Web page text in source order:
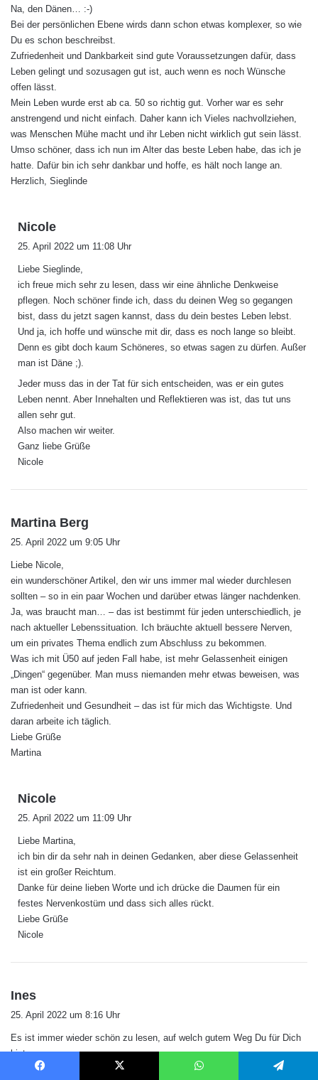
Na, den Dänen… :-)
Bei der persönlichen Ebene wirds dann schon etwas komplexer, so wie
Du es schon beschreibst.
Zufriedenheit und Dankbarkeit sind gute Voraussetzungen dafür, dass
Leben gelingt und sozusagen gut ist, auch wenn es noch Wünsche
offen lässt.
Mein Leben wurde erst ab ca. 50 so richtig gut. Vorher war es sehr
anstrengend und nicht einfach. Daher kann ich Vieles nachvollziehen,
was Menschen Mühe macht und ihr Leben nicht wirklich gut sein lässt.
Umso schöner, dass ich nun im Alter das beste Leben habe, das ich je
hatte. Dafür bin ich sehr dankbar und hoffe, es hält noch lange an.
Herzlich, Sieglinde
Nicole
a
t
:
25. April 2022 um 11:08 Uhr
Liebe Sieglinde,
ich freue mich sehr zu lesen, dass wir eine ähnliche Denkweise
pflegen. Noch schöner finde ich, dass du deinen Weg so gegangen
bist, dass du jetzt sagen kannst, dass du dein bestes Leben lebst.
Und ja, ich hoffe und wünsche mit dir, dass es noch lange so bleibt.
Denn es gibt doch kaum Schöneres, so etwas sagen zu dürfen. Außer
man ist Däne ;).
Jeder muss das in der Tat für sich entscheiden, was er ein gutes
Leben nennt. Aber Innehalten und Reflektieren was ist, das tut uns
allen sehr gut.
Also machen wir weiter.
Ganz liebe Grüße
Nicole
Martina Berg
a
:
25. April 2022 um 9:05 Uhr
Liebe Nicole,
ein wunderschöner Artikel, den wir uns immer mal wieder durchlesen
sollten – so in ein paar Wochen und darüber etwas länger nachdenken.
Ja, was braucht man… – das ist bestimmt für jeden unterschiedlich, je
nach aktueller Lebenssituation. Ich bräuchte aktuell bessere Nerven,
um ein privates Thema endlich zum Abschluss zu bekommen.
Was ich mit Ü50 auf jeden Fall habe, ist mehr Gelassenheit einigen
„Dingen“ gegenüber. Man muss niemanden mehr etwas beweisen, was
man ist oder kann.
Zufriedenheit und Gesundheit – das ist für mich das Wichtigste. Und
daran arbeite ich täglich.
Liebe Grüße
Martina
Nicole
a
t
25. April 2022 um 11:09 Uhr
Liebe Martina,
ich bin dir da sehr nah in deinen Gedanken, aber diese Gelassenheit
ist ein großer Reichtum.
Danke für deine lieben Worte und ich drücke die Daumen für ein
festes Nervenkostüm und dass sich alles rückt.
Liebe Grüße
Nicole
Ines
a
t
:
25. April 2022 um 8:16 Uhr
Es ist immer wieder schön zu lesen, auf welch gutem Weg Du für Dich
bist.
Zu einem guten Leben gehören für mich schon auch Deine ersten